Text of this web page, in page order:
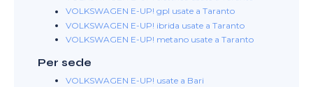
VOLKSWAGEN E-UP! gpl usate a Taranto
VOLKSWAGEN E-UP! ibrida usate a Taranto
VOLKSWAGEN E-UP! metano usate a Taranto
Per sede
VOLKSWAGEN E-UP! usate a Bari